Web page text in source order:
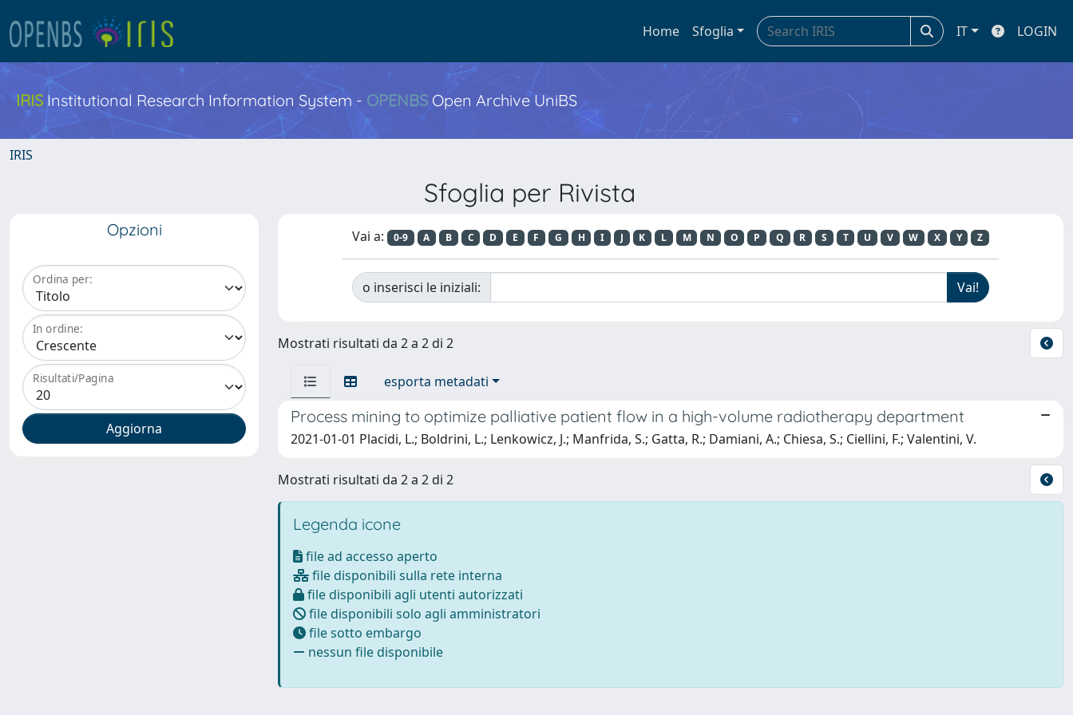
Home Sfoglia IT LOGIN
IRIS Institutional Research Information System - OPENBS Open Archive UniBS
IRIS
Sfoglia per Rivista
Opzioni
Ordina per:
In ordine:
Risultati/Pagina
Vai a: 0-9 A B C D E F G H I J K L M N O P Q R S T U V W X Y Z
o inserisci le iniziali:
Mostrati risultati da 2 a 2 di 2
esporta metadati
Process mining to optimize palliative patient flow in a high-volume radiotherapy department
2021-01-01 Placidi, L.; Boldrini, L.; Lenkowicz, J.; Manfrida, S.; Gatta, R.; Damiani, A.; Chiesa, S.; Ciellini, F.; Valentini, V.
Mostrati risultati da 2 a 2 di 2
Legenda icone
file ad accesso aperto
file disponibili sulla rete interna
file disponibili agli utenti autorizzati
file disponibili solo agli amministratori
file sotto embargo
nessun file disponibile